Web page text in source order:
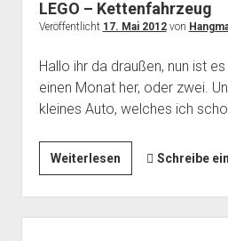
LEGO – Kettenfahrzeug
Veröffentlicht 17. Mai 2012von
Hallo ihr da draußen, nun ist
einen Monat her, oder zwei.
kleines Auto, welches ich
WeiterlesenLEGO
–
Kettenfahrzeug
Schreibe